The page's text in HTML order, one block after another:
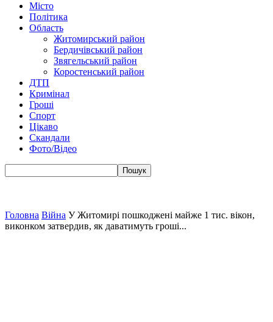
Місто
Політика
Область
Житомирський район
Бердичівський район
Звягельський район
Коростенський район
ДТП
Кримінал
Гроші
Спорт
Цікаво
Скандали
Фото/Відео
Головна Війна У Житомирі пошкоджені майже 1 тис. вікон,
виконком затвердив, як даватимуть гроші...